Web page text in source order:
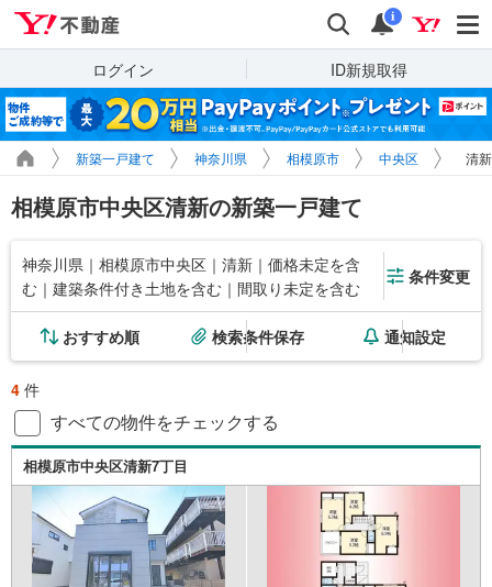
検索 通知
i
ログイン ID新規取得
新築一戸建て 神奈川県 相模原市 中央区 清
相模原市中央区清新の新築一戸建て
神奈川県｜相模原市中央区｜清新｜価格未定を含
む｜建築条件付き土地を含む｜間取り未定を含む
条件変更
おすすめ順 検索条件保存 通知設定
4 件
すべての物件をチェックする
相模原市中央区清新7丁目